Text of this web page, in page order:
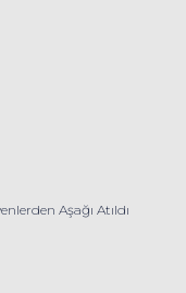
Aşağı Atıldı